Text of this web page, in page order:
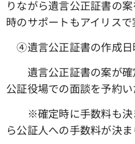
りながら遺言公正証書の
時のサポートもアイリスで
④遺言公正証書の作成日
遺言公正証書の案が確
公証役場での面談を予約い
※確定時に手数料も決
ら公証人への手数料が決ま